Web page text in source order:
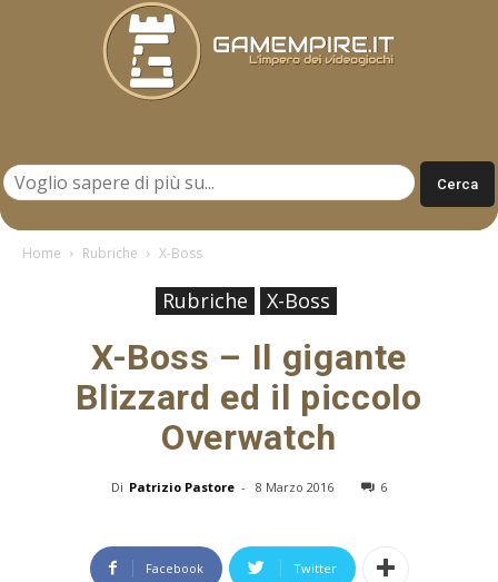
Home Rubriche X-Boss
Rubriche X-Boss
X-Boss – Il gigante
Blizzard ed il piccolo
Overwatch
Di Patrizio Pastore - 8 Marzo 2016 6
Facebook Twitter